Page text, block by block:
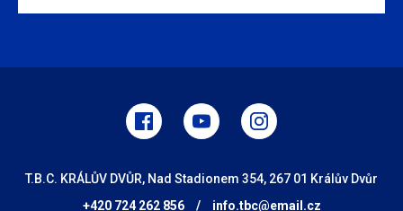
T.B.C. KRÁLŮV DVŮR, Nad Stadionem 354, 267 01 Králův Dvůr
+420 724 262 856
/ info.tbc@email.cz